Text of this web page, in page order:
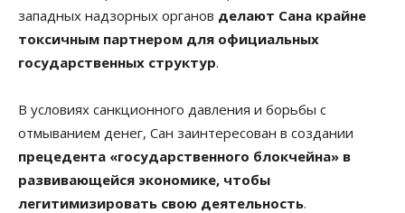
западных надзорных органов делают Сана крайне
токсичным партнером для официальных
государственных структур.
В условиях санкционного давления и борьбы с
отмыванием денег, Сан заинтересован в создании
прецедента «государственного блокчейна» в
развивающейся экономике, чтобы
легитимизировать свою деятельность.